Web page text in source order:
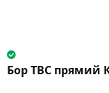
Бор ТВС прямий